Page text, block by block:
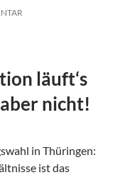
läuft‘s
nicht!
in Thüringen:
ist das